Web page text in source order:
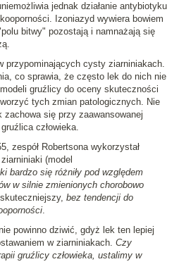
jednak działanie antybiotyku
Izoniazyd wywiera bowiem
bitwy" pozostają i namnażają się
przypominających cysty ziarniniakach.
co sprawia, że często lek do nich nie
gruźlicy do oceny skuteczności
tych zmian patologicznych. Nie
się przy zaawansowanej
człowieka.
zespół Robertsona wykorzystał
(model
bardzo się różniły pod względem
w silnie zmienionych chorobowo
bez tendencji do
.
powinno dziwić, gdyż lek ten lepiej
w ziarniniakach. Czy
gruźlicy człowieka, ustalimy w